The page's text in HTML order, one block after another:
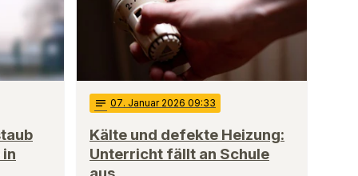
notes 07. Januar 2026 09:33
Kälte und defekte Heizung:
Unterricht fällt an Schule